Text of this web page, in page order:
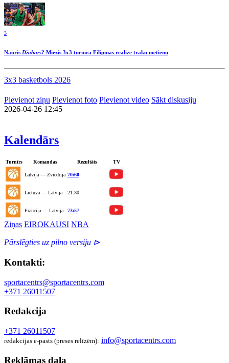
3
Nauris Džabars? Miezis 3x3 turnīrā Filipīnās realizē traku metienu
3x3 basketbols 2026
Pievienot ziņu Pievienot foto Pievienot video Sākt diskusiju
2026-04-26 12:45
Kalendārs
Turnīrs Komandas Rezultāts TV
Latvija — Zviedrija 70:60
Lietuva — Latvija 21:30
Francija — Latvija 73:57
Ziņas EIROKAUSI NBA
Pārslēgties uz pilno versiju ⊳
Kontakti:
sportacentrs@sportacentrs.com
+371 26011507
Redakcija
+371 26011507
redakcijas e-pasts (preses relīzēm): info@sportacentrs.com
Reklāmas daļa